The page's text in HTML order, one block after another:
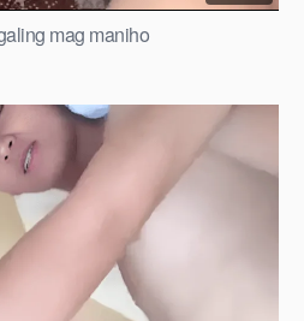
mag maniho